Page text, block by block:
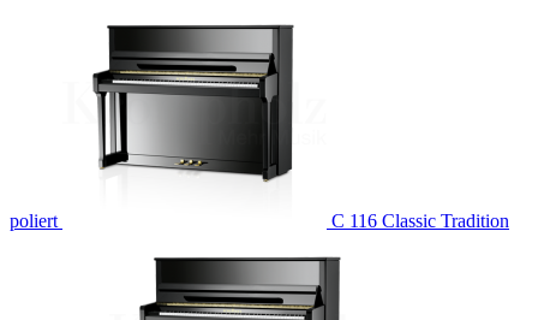
poliert C 116 Classic Tradition